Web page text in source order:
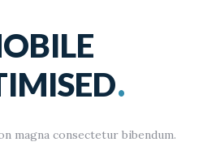
.
magna consectetur bibendum.